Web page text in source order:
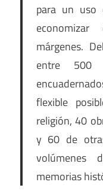
para un uso
márgenes.
entre
flexible
religión, 40
y 60 de
volúmenes
memorias